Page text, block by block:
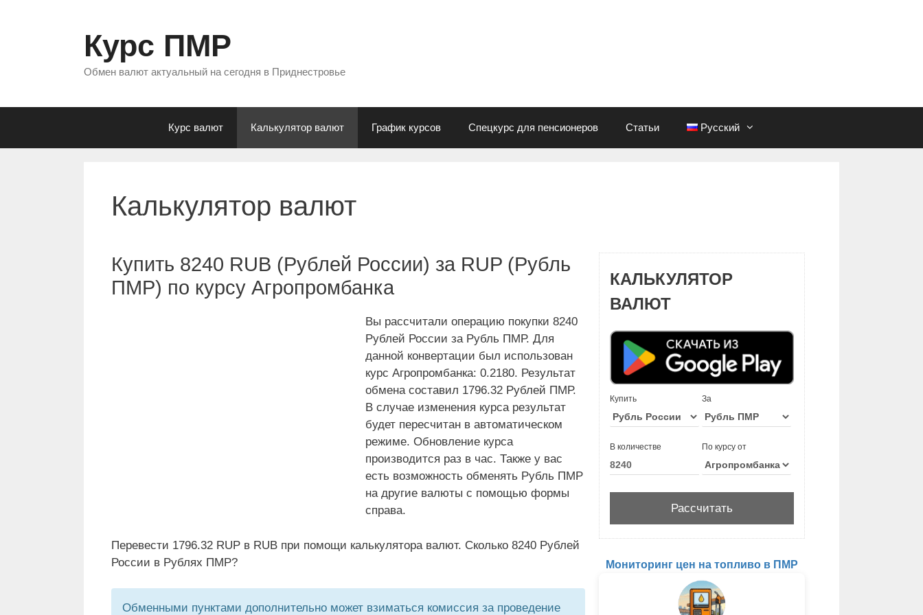
Курс ПМР
Обмен валют актуальный на сегодня в Приднестровье
Курс валют Калькулятор валют График курсов Спецкурс для пенсионеров Статьи Русский
Калькулятор валют
Купить 8240 RUB (Рублей России) за RUP (Рубль
ПМР) по курсу Агропромбанка
Вы рассчитали операцию покупки 8240
Рублей России за Рубль ПМР. Для
данной конвертации был использован
курс Агропромбанка: 0.2180. Результат
обмена составил 1796.32 Рублей ПМР.
В случае изменения курса результат
будет пересчитан в автоматическом
режиме. Обновление курса
производится раз в час. Также у вас
есть возможность обменять Рубль ПМР
на другие валюты с помощью формы
справа.
Перевести 1796.32 RUP в RUB при помощи калькулятора валют. Сколько 8240 Рублей
России в Рублях ПМР?
Обменными пунктами дополнительно может взиматься комиссия за проведение
КАЛЬКУЛЯТОР
ВАЛЮТ
Купить За
В количестве По курсу от
Мониторинг цен на топливо в ПМР